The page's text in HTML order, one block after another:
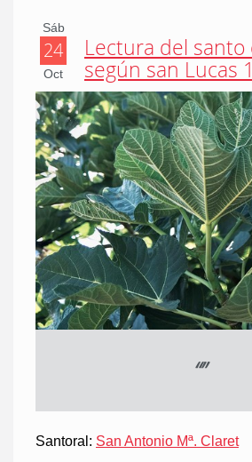
Sáb
24
Oct
Lectura del santo
según san Lucas
“”
Santoral: San Antonio Mª. Claret